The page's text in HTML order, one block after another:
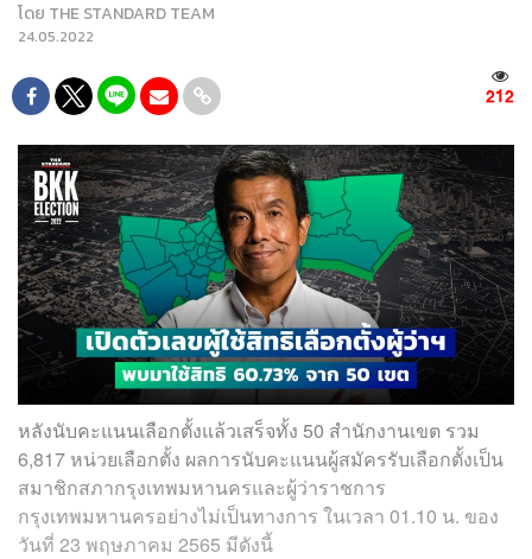
โดย THE STANDARD TEAM
24.05.2022
212
หลังนับคะแนนเลือกตั้งแล้วเสร็จทั้ง 50 สำนักงานเขต รวม
6,817 หน่วยเลือกตั้ง ผลการนับคะแนนผู้สมัครรับเลือกตั้งเป็น
สมาชิกสภากรุงเทพมหานครและผู้ว่าราชการ
กรุงเทพมหานครอย่างไม่เป็นทางการ ในเวลา 01.10 น. ของ
วันที่ 23 พฤษภาคม 2565 มีดังนี้